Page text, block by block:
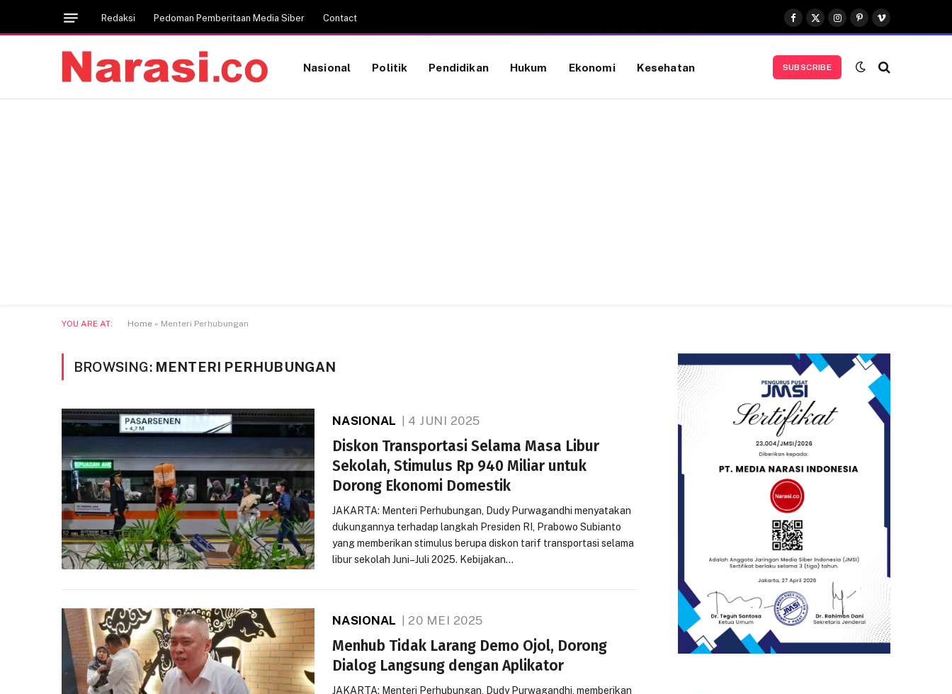
Redaksi Pedoman Pemberitaan Media Siber Contact
Facebook
X
(Twitter)
Instagram
Pinterest
Vimeo
Nasional Politik Pendidikan Hukum Ekonomi Kesehatan SUBSCRIBE
YOU ARE AT: Home » Menteri Perhubungan
BROWSING: MENTERI PERHUBUNGAN
NASIONAL 4 JUNI 2025
Diskon Transportasi Selama Masa Libur
Sekolah, Stimulus Rp 940 Miliar untuk
Dorong Ekonomi Domestik
JAKARTA: Menteri Perhubungan, Dudy Purwagandhi menyatakan
dukungannya terhadap langkah Presiden RI, Prabowo Subianto
yang memberikan stimulus berupa diskon tarif transportasi selama
libur sekolah Juni–Juli 2025. Kebijakan…
NASIONAL 20 MEI 2025
Menhub Tidak Larang Demo Ojol, Dorong
Dialog Langsung dengan Aplikator
JAKARTA: Menteri Perhubungan, Dudy Purwagandhi, memberikan